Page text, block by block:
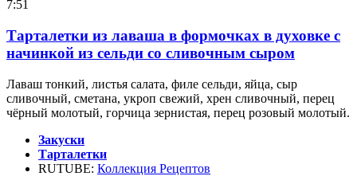
7:51
Тарталетки из лаваша в формочках в духовке с
начинкой из сельди со сливочным сыром
Лаваш тонкий, листья салата, филе сельди, яйца, сыр
сливочный, сметана, укроп свежий, хрен сливочный, перец
чёрный молотый, горчица зернистая, перец розовый молотый.
Закуски
Тарталетки
RUTUBE: Коллекция Рецептов